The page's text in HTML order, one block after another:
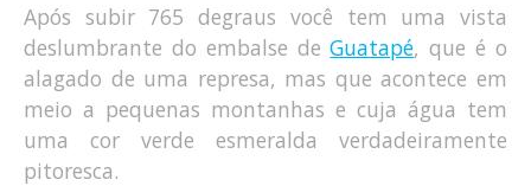
Após subir 765 degraus você tem uma vista
deslumbrante do embalse deGuatapé, que é o
alagado de uma represa, mas que acontece em
meio a pequenas montanhas e cuja água tem
uma cor verde esmeralda verdadeiramente
pitoresca.